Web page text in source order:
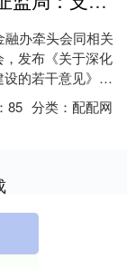
办牵头会同相关
发布《关于深化
的若干意见》
并作政策解读。
85 分类：配配网